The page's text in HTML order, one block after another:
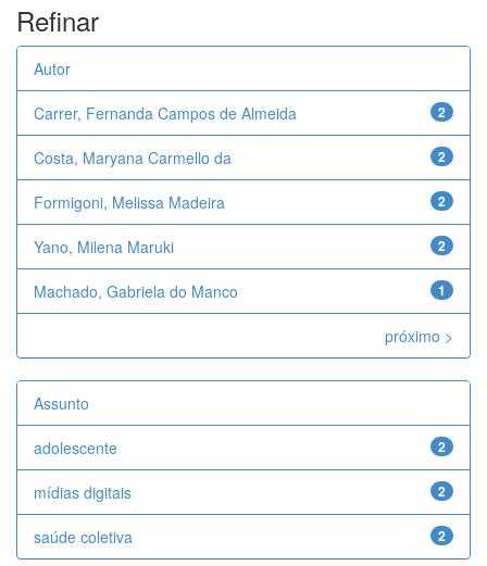
Refinar
Autor
2
Carrer, Fernanda Campos de Almeida
2
Costa, Maryana Carmello da
2
Formigoni, Melissa Madeira
2
Yano, Milena Maruki
1
Machado, Gabriela do Manco
próximo >
Assunto
2
adolescente
2
mídias digitais
2
saúde coletiva